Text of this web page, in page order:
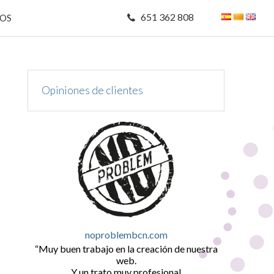
651 362 808
Opiniones de clientes
noproblembcn.com
Muy buen trabajo en la creación de nuestra
web.